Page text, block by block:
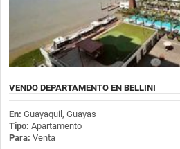
VENDO DEPARTAMENTO EN BELLINI
En: Guayaquil, Guayas
Tipo: Apartamento
Para: Venta